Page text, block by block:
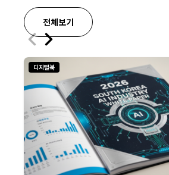
전체보기
디지털북